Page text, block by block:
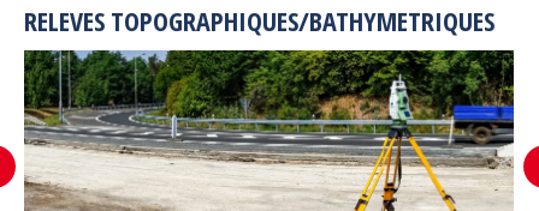
RELEVES TOPOGRAPHIQUES/BATHYMETRIQUES